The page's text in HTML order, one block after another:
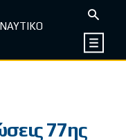
ΝΑΥΤΙΚΟ
77ης